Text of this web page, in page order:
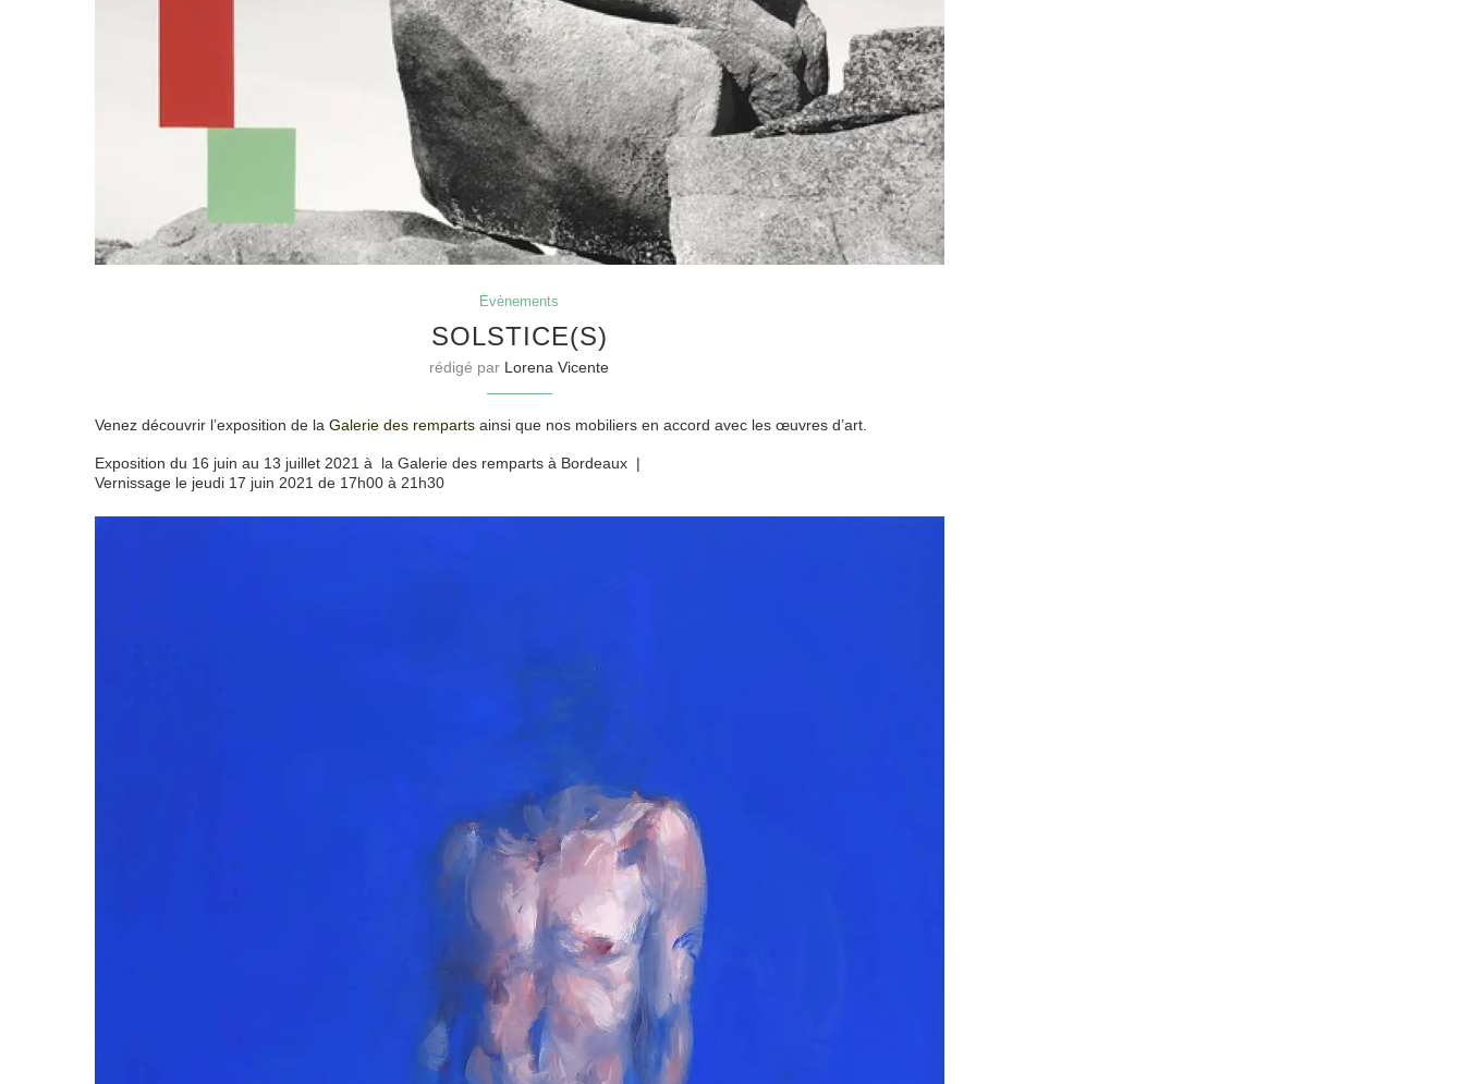
Évènements
SOLSTICE(S)
rédigé par Lorena Vicente
Venez découvrir l’exposition de la Galerie des remparts ainsi que nos mobiliers en accord avec les œuvres d’art.
Exposition du 16 juin au 13 juillet 2021 à la Galerie des remparts à Bordeaux |
Vernissage le jeudi 17 juin 2021 de 17h00 à 21h30